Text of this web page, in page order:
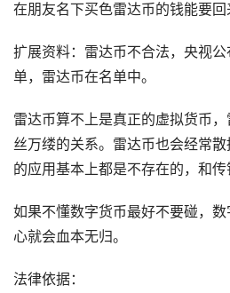
在朋友名下买色雷达币的钱能要回
扩展资料：雷达币不合法，央视
单，雷达币在名单中。
雷达币算不上是真正的虚拟货币
丝万缕的关系。雷达币也会经常
的应用基本上都是不存在的，和传
如果不懂数字货币最好不要碰，
心就会血本无归。
法律依据：